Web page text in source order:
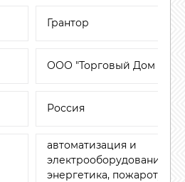
Грантор
ООО "Торговый Дом АДЛ"
Россия
автоматизация и
электрооборудование,
энергетика,